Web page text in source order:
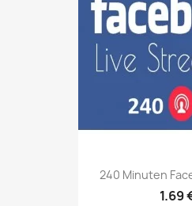
240 Minuten
1.69